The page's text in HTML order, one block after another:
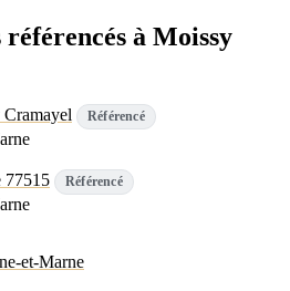
à Moissy
Référencé
77515
Référencé
et-Marne